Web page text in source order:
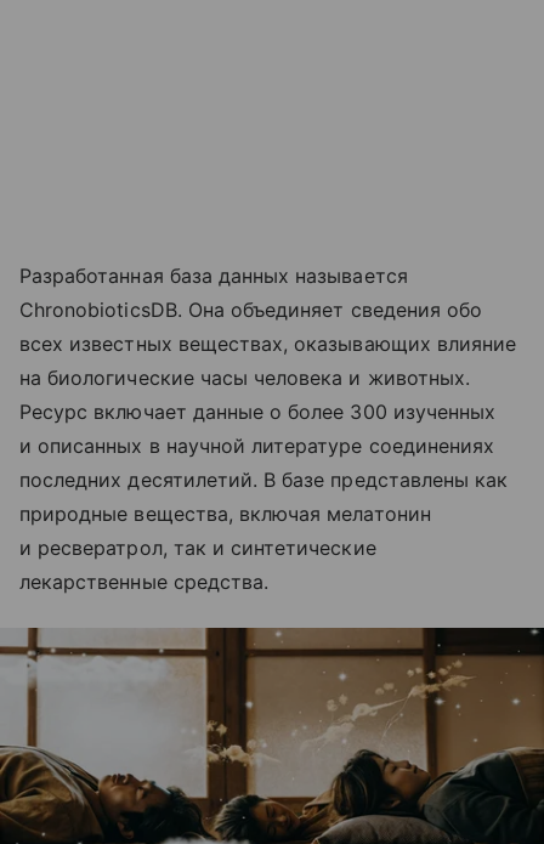
Разработанная база данных называется
ChronobioticsDB. Она объединяет сведения обо
всех известных веществах, оказывающих влияние
на биологические часы человека и животных.
Ресурс включает данные о более 300 изученных
и описанных в научной литературе соединениях
последних десятилетий. В базе представлены как
природные вещества, включая мелатонин
и ресвератрол, так и синтетические
лекарственные средства.